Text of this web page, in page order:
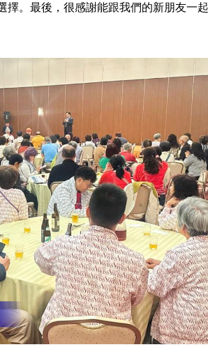
擇。最後，很感謝能跟我們的新朋友一